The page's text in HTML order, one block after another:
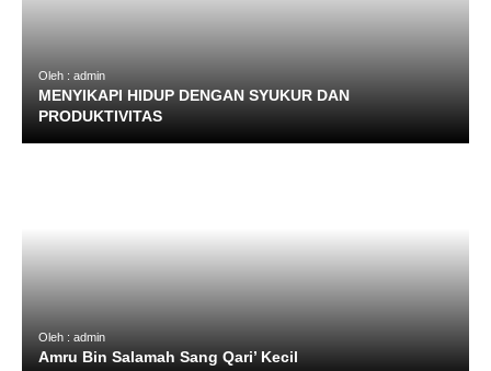
Oleh : admin
MENYIKAPI HIDUP DENGAN SYUKUR DAN
PRODUKTIVITAS
Oleh : admin
Amru Bin Salamah Sang Qari’ Kecil